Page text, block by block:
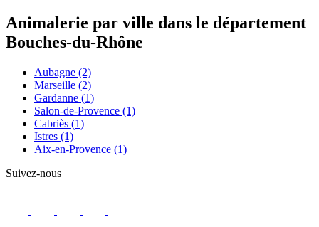
Animalerie par ville dans le département
Bouches-du-Rhône
Aubagne (2)
Marseille (2)
Gardanne (1)
Salon-de-Provence (1)
Cabriès (1)
Istres (1)
Aix-en-Provence (1)
Suivez-nous